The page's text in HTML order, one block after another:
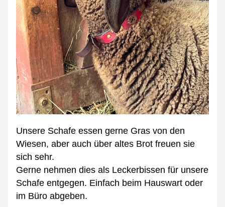
Unsere Schafe essen gerne Gras von den
Wiesen, aber auch über altes Brot freuen sie
sich sehr.
Gerne nehmen dies als Leckerbissen für unsere
Schafe entgegen. Einfach beim Hauswart oder
im Büro abgeben.